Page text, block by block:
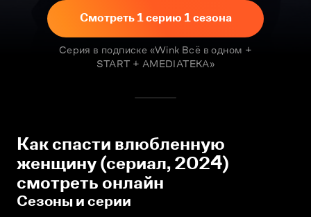
Смотреть 1 серию 1 сезона
Серия в подписке «Wink Всё в одном +
START + AMEDIATEKA»
Как спасти влюбленную
женщину (сериал, 2024)
смотреть онлайн
Сезоны и серии